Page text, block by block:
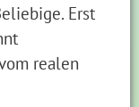
Erst
realen